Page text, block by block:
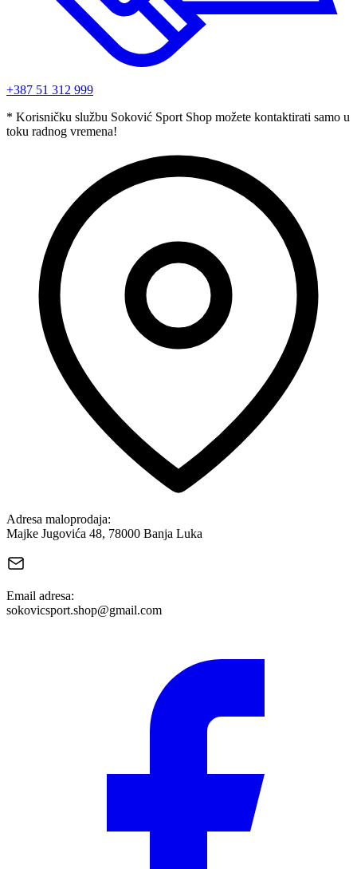
+387 51 312 999
* Korisničku službu Soković Sport Shop možete kontaktirati samo u
toku radnog vremena!
Adresa maloprodaja:
Majke Jugovića 48, 78000 Banja Luka
Email adresa:
sokovicsport.shop@gmail.com